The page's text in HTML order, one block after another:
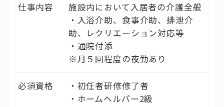
仕事内容
施設内において入居者の介護全般
・入浴介助、食事介助、排泄介
助、レクリエーション対応等
・通院付添
※月５回程度の夜勤あり
必須資格
初任者研修修了者
ホームヘルパー2級